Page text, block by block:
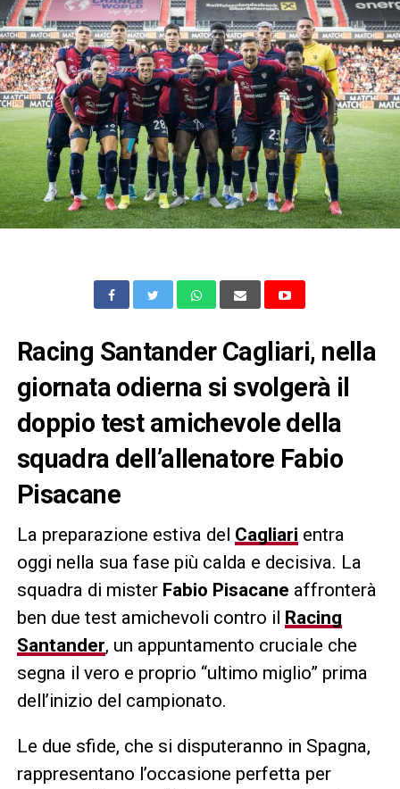
Racing Santander Cagliari, nella
giornata odierna si svolgerà il
doppio test amichevole della
squadra dell’allenatore Fabio
Pisacane
La preparazione estiva del Cagliari entra
oggi nella sua fase più calda e decisiva. La
squadra di mister Fabio Pisacane affronterà
ben due test amichevoli contro il Racing
Santander, un appuntamento cruciale che
segna il vero e proprio “ultimo miglio” prima
dell’inizio del campionato.
Le due sfide, che si disputeranno in Spagna,
rappresentano l’occasione perfetta per